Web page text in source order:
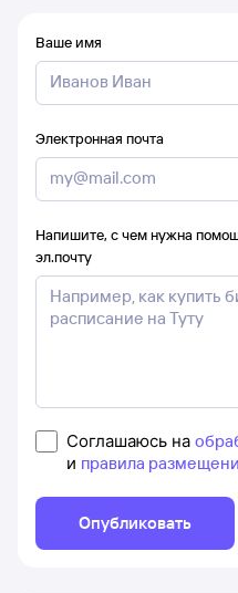
Ваше имя
Электронная почта
Напишите, с чем нужна
эл.почту
Соглашаюсь на
и правила
Опубликовать